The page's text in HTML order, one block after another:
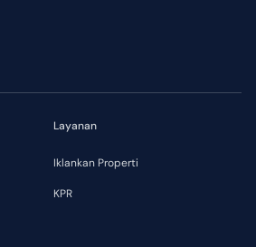
Layanan
Iklankan Properti
KPR